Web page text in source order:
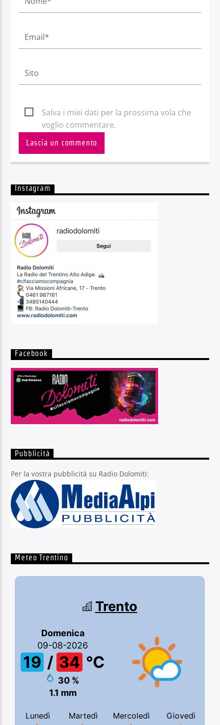
Salva i miei dati per la prossima vola che
voglio commentare.
Instagram
Facebook
Pubblicità
Per la vostra pubblicità su Radio Dolomiti:
Meteo Trentino